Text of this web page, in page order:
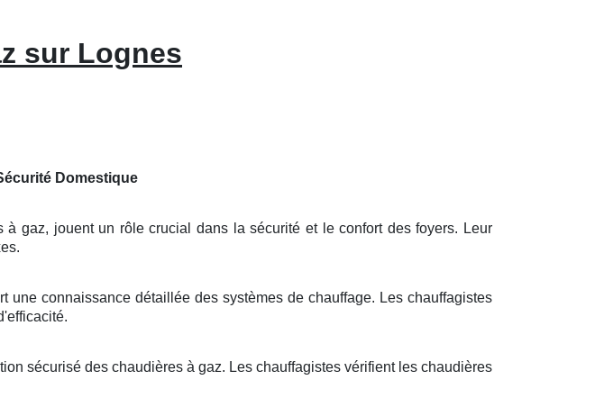
sur Lognes
Domestique
gaz, jouent un rôle crucial dans la sécurité et le confort des foyers. Leur
une connaissance détaillée des systèmes de chauffage. Les chauffagistes
sécurisé des chaudières à gaz. Les chauffagistes vérifient les chaudières